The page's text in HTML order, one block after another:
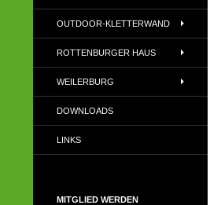
OUTDOOR-KLETTERWAND
ROTTENBURGER HAUS
WEILERBURG
DOWNLOADS
LINKS
MITGLIED WERDEN